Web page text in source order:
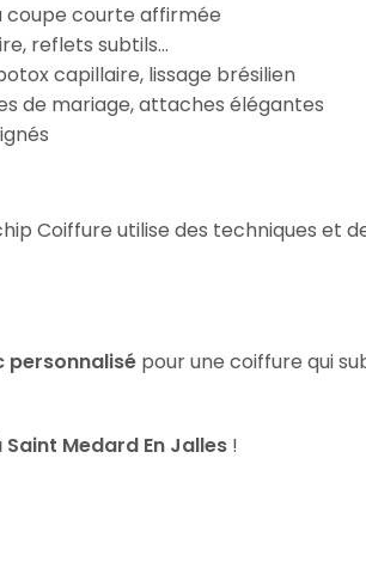
coupe courte affirmée
reflets subtils…
capillaire, lissage brésilien
de mariage, attaches élégantes
Coiffure utilise des techniques et
personnalisé pour une coiffure qui
Medard En Jalles !